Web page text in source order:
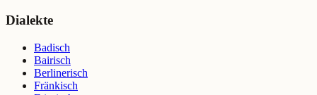
Dialekte
Badisch
Bairisch
Berlinerisch
Fränkisch